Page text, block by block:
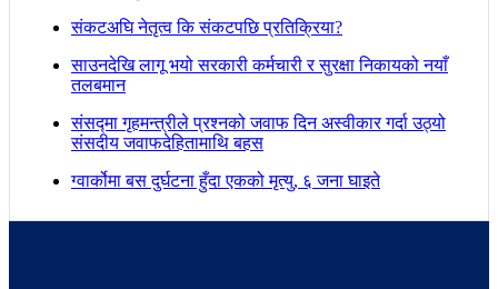
संकटअघि नेतृत्व कि संकटपछि प्रतिक्रिया?
साउनदेखि लागू भयो सरकारी कर्मचारी र सुरक्षा निकायको नयाँ
तलबमान
संसद्मा गृहमन्त्रीले प्रश्नको जवाफ दिन अस्वीकार गर्दा उठ्यो
संसदीय जवाफदेहितामाथि बहस
ग्वार्कोमा बस दुर्घटना हुँदा एकको मृत्यु, ६ जना घाइते